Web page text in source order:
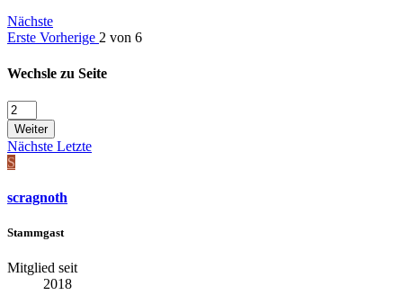
Nächste
Erste Vorherige 2 von 6
Wechsle zu Seite
Weiter
Nächste Letzte
S
scragnoth
Stammgast
Mitglied seit
2018